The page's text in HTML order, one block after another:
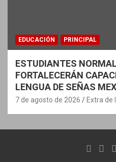
EDUCACIÓN PRINCIPAL
ESTUDIANTES
FORTALECERÁN
LENGUA DE SEÑAS
7 de agosto de 2026 Extra de